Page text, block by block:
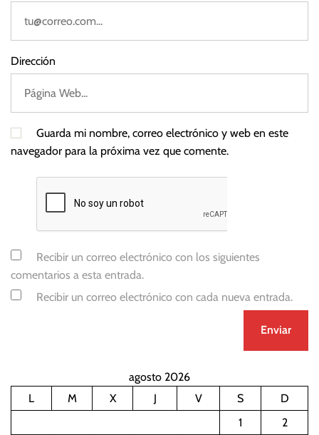
Dirección
Guarda mi nombre, correo electrónico y web en este
navegador para la próxima vez que comente.
Recibir un correo electrónico con los siguientes
comentarios a esta entrada.
Recibir un correo electrónico con cada nueva entrada.
agosto 2026
L
M X J V S
D
1
2